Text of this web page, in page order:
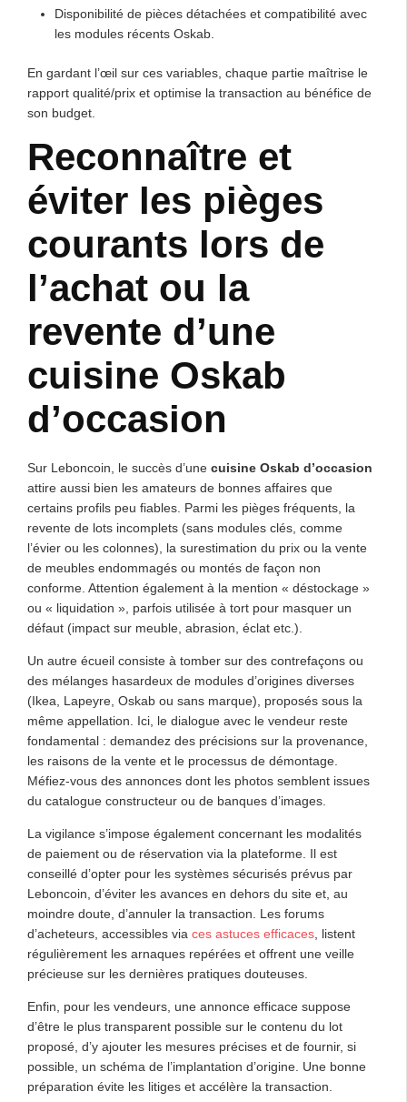
Disponibilité de pièces détachées et compatibilité avec
les modules récents Oskab.
En gardant l’œil sur ces variables, chaque partie maîtrise le
rapport qualité/prix et optimise la transaction au bénéfice de
son budget.
Reconnaître et
éviter les pièges
courants lors de
l’achat ou la
revente d’une
cuisine Oskab
d’occasion
Sur Leboncoin, le succès d’une cuisine Oskab d’occasion
attire aussi bien les amateurs de bonnes affaires que
certains profils peu fiables. Parmi les pièges fréquents, la
revente de lots incomplets (sans modules clés, comme
l’évier ou les colonnes), la surestimation du prix ou la vente
de meubles endommagés ou montés de façon non
conforme. Attention également à la mention « déstockage »
ou « liquidation », parfois utilisée à tort pour masquer un
défaut (impact sur meuble, abrasion, éclat etc.).
Un autre écueil consiste à tomber sur des contrefaçons ou
des mélanges hasardeux de modules d’origines diverses
(Ikea, Lapeyre, Oskab ou sans marque), proposés sous la
même appellation. Ici, le dialogue avec le vendeur reste
fondamental : demandez des précisions sur la provenance,
les raisons de la vente et le processus de démontage.
Méfiez-vous des annonces dont les photos semblent issues
du catalogue constructeur ou de banques d’images.
La vigilance s’impose également concernant les modalités
de paiement ou de réservation via la plateforme. Il est
conseillé d’opter pour les systèmes sécurisés prévus par
Leboncoin, d’éviter les avances en dehors du site et, au
moindre doute, d’annuler la transaction. Les forums
d’acheteurs, accessibles via ces astuces efficaces , listent
régulièrement les arnaques repérées et offrent une veille
précieuse sur les dernières pratiques douteuses.
Enfin, pour les vendeurs, une annonce efficace suppose
d’être le plus transparent possible sur le contenu du lot
proposé, d’y ajouter les mesures précises et de fournir, si
possible, un schéma de l’implantation d’origine. Une bonne
préparation évite les litiges et accélère la transaction.